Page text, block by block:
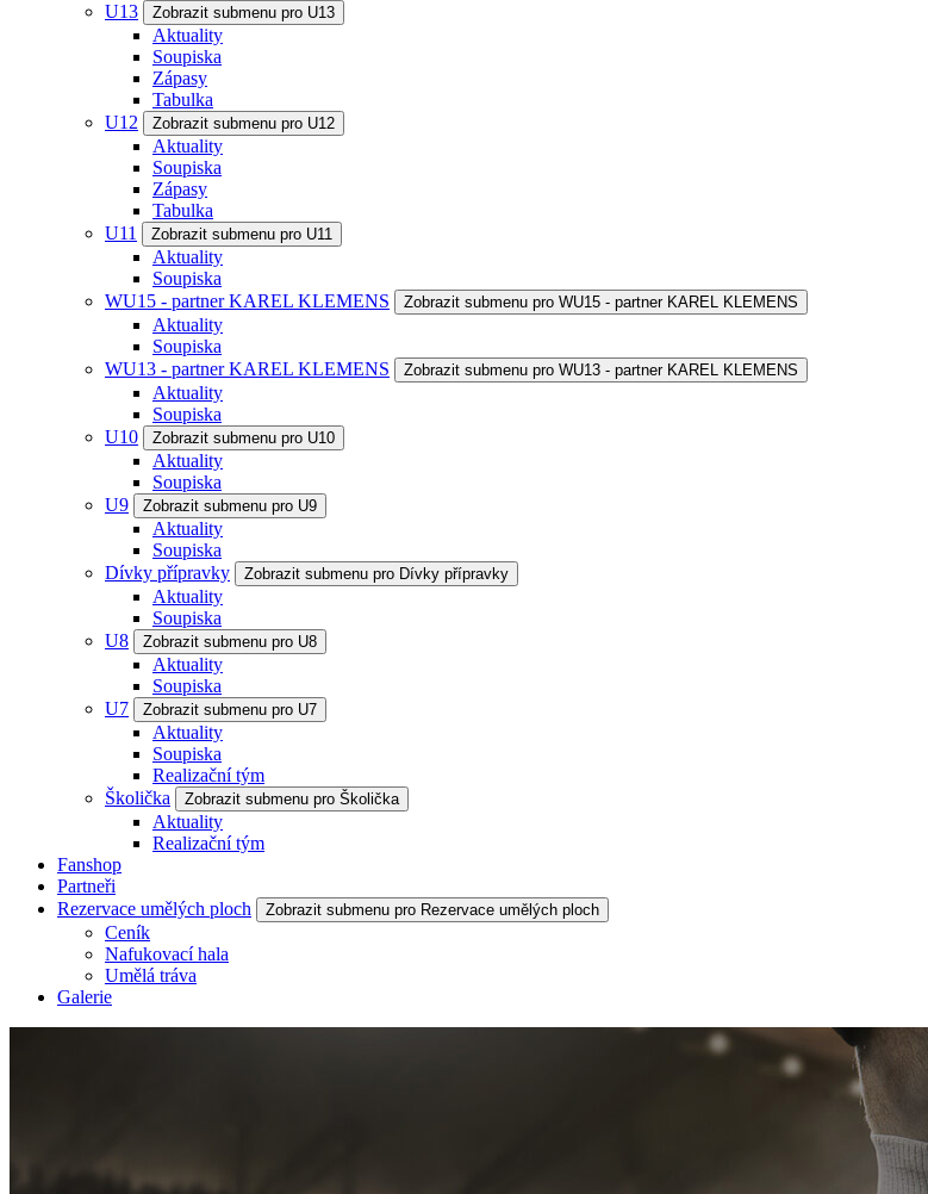
U13
Zobrazit submenu pro U13
Aktuality
Soupiska
Zápasy
Tabulka
U12
Zobrazit submenu pro U12
Aktuality
Soupiska
Zápasy
Tabulka
U11
Zobrazit submenu pro U11
Aktuality
Soupiska
WU15 - partner KAREL KLEMENS
Zobrazit submenu pro WU15 - partner KAREL KLEMENS
Aktuality
Soupiska
WU13 - partner KAREL KLEMENS
Zobrazit submenu pro WU13 - partner KAREL KLEMENS
Aktuality
Soupiska
U10
Zobrazit submenu pro U10
Aktuality
Soupiska
U9
Zobrazit submenu pro U9
Aktuality
Soupiska
Dívky přípravky
Zobrazit submenu pro Dívky přípravky
Aktuality
Soupiska
U8
Zobrazit submenu pro U8
Aktuality
Soupiska
U7
Zobrazit submenu pro U7
Aktuality
Soupiska
Realizační tým
Školička
Zobrazit submenu pro Školička
Aktuality
Realizační tým
Fanshop
Partneři
Rezervace umělých ploch
Zobrazit submenu pro Rezervace umělých ploch
Ceník
Nafukovací hala
Umělá tráva
Galerie